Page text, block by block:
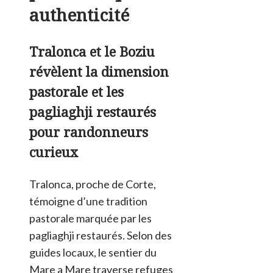
authenticité
Tralonca et le Boziu
révèlent la dimension
pastorale et les
pagliaghji restaurés
pour randonneurs
curieux
Tralonca, proche de Corte,
témoigne d’une tradition
pastorale marquée par les
pagliaghji restaurés. Selon des
guides locaux, le sentier du
Mare a Mare traverse refuges